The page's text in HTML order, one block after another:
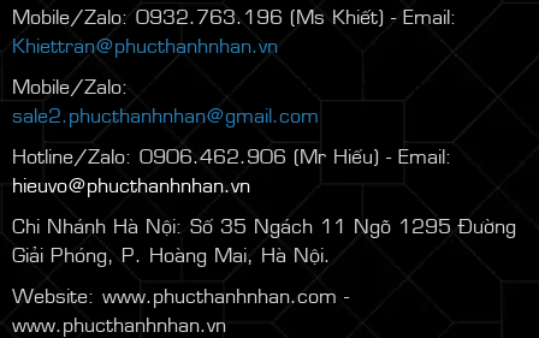
Mobile/Zalo: 0932.763.196 (Ms Khiết) - Email:
Khiettran@phucthanhnhan.vn
Mobile/Zalo:
0986.272.500
sale2.phucthanhnhan@gmail.com
Hotline/Zalo: 0906.462.906 (Mr Hiếu) - Email:
hieuvo@phucthanhnhan.vn
Chi Nhánh Hà Nội: Số 35 Ngách 11 Ngõ 1295 Đường
Giải Phóng, P. Hoàng Mai, Hà Nội.
Website: www.phucthanhnhan.com -
www.phucthanhnhan.vn